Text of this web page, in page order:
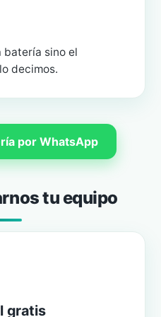
batería sino el
decimos.
por WhatsApp
tu equipo
gratis